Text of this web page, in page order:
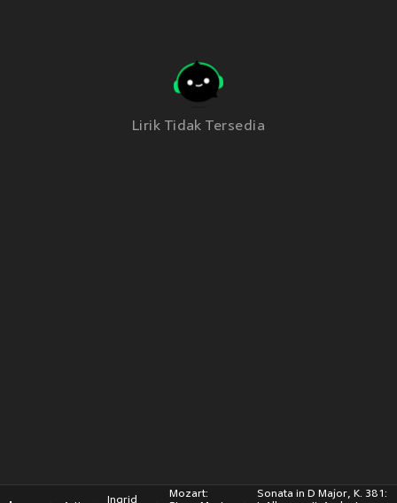
Lirik Tidak Tersedia
Ingrid
Mozart:
Sonata in D Major, K. 381: